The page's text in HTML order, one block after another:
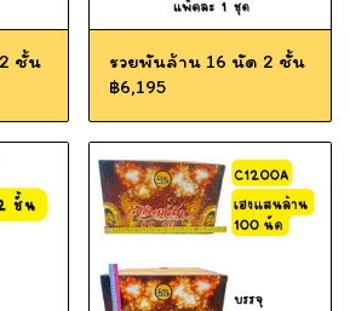
ชั้น
รวยพันล้าน 16 นัด 2 ชั้น
฿6,195